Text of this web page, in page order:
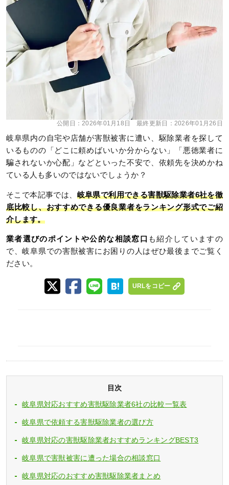
公開日：2026年01月18日 最終更新日： 2026年01月26日
岐阜県内の自宅や店舗が害獣被害に遭い、駆除業者を探して
いるものの「どこに頼めばいいか分からない」「悪徳業者に
騙されないか心配」などといった不安で、依頼先を決めかね
ている人も多いのではないでしょうか？
そこで本記事では、 岐阜県で利用できる害獣駆除業者6社を徹
底比較し、おすすめできる優良業者をランキング形式でご紹
介します。
業者選びのポイントや公的な相談窓口 も紹介していますの
で、岐阜県での害獣被害にお困りの人はぜひ最後までご覧く
ださい。
URLをコピー
目次
岐阜県対応おすすめ害獣駆除業者6社の比較一覧表
岐阜県で依頼する害獣駆除業者の選び方
岐阜県対応の害獣駆除業者おすすめランキングBEST3
岐阜県で害獣被害に遭った場合の相談窓口
岐阜県対応のおすすめ害獣駆除業者まとめ